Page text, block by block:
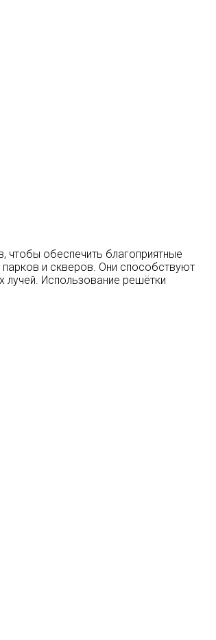
чтобы обеспечить благоприятные
и скверов. Они способствуют
лучей. Использование решётки